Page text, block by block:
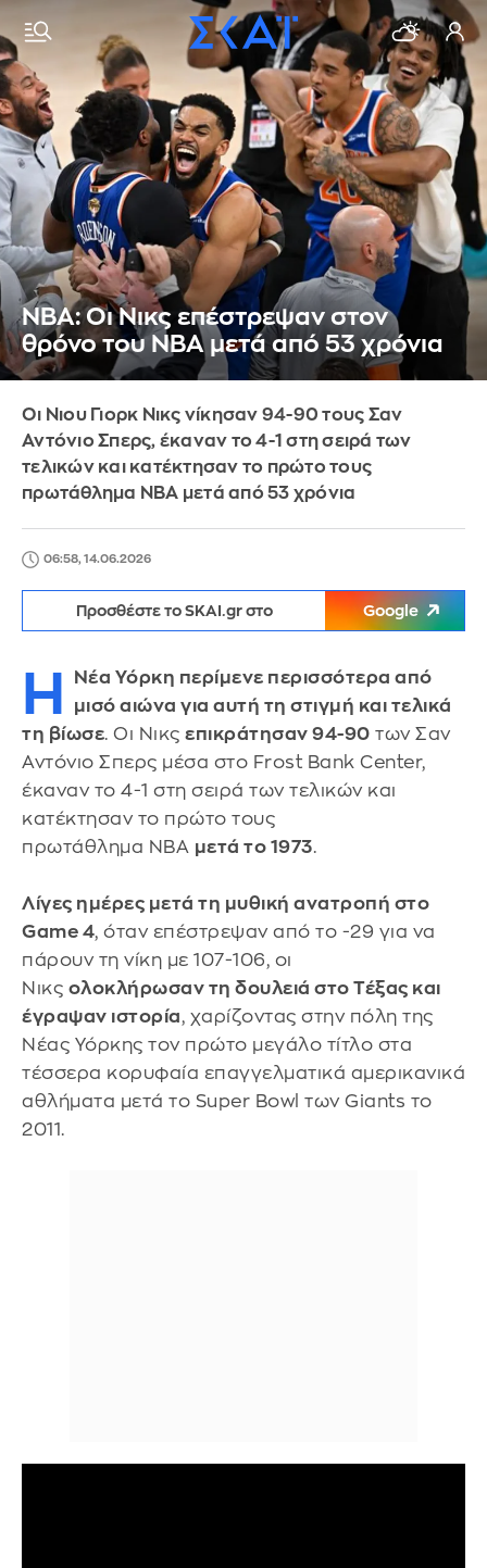
NBA: Οι Νικς επέστρεψαν στον
θρόνο του NBA μετά από 53 χρόνια
Οι Νιου Γιορκ Νικς νίκησαν 94-90 τους Σαν
Αντόνιο Σπερς, έκαναν το 4-1 στη σειρά των
τελικών και κατέκτησαν το πρώτο τους
πρωτάθλημα NBA μετά από 53 χρόνια
06:58, 14.06.2026
Προσθέστε το SKAI.gr στο Google
Η
Νέα Υόρκη περίμενε περισσότερα από
μισό αιώνα για αυτή τη στιγμή και τελικά
τη βίωσε. Οι Νικς επικράτησαν 94-90 των Σαν
Αντόνιο Σπερς μέσα στο Frost Bank Center,
έκαναν το 4-1 στη σειρά των τελικών και
κατέκτησαν το πρώτο τους
πρωτάθλημα NBA μετά το 1973.
Λίγες ημέρες μετά τη μυθική ανατροπή στο
Game 4, όταν επέστρεψαν από το -29 για να
πάρουν τη νίκη με 107-106, οι
Νικς ολοκλήρωσαν τη δουλειά στο Τέξας και
έγραψαν ιστορία, χαρίζοντας στην πόλη της
Νέας Υόρκης τον πρώτο μεγάλο τίτλο στα
τέσσερα κορυφαία επαγγελματικά αμερικανικά
αθλήματα μετά το Super Bowl των Giants το
2011.